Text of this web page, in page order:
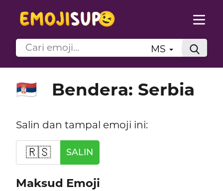
MS
🇷🇸 Bendera: Serbia
Salin dan tampal emoji ini:
🇷🇸 SALIN
Maksud Emoji